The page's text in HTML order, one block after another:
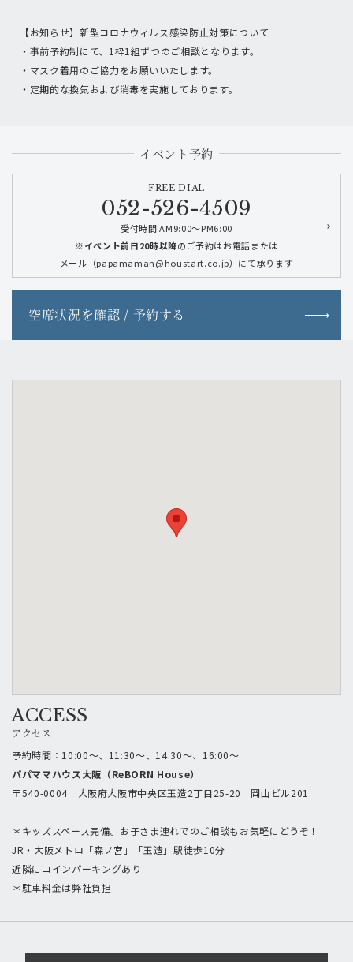
【お知らせ】新型コロナウィルス感染防止対策について
・事前予約制にて、1枠1組ずつのご相談となります。
・マスク着用のご協力をお願いいたします。
・定期的な換気および消毒を実施しております。
イベント予約
FREE DIAL
052-526-4509
受付時間 AM9:00～PM6:00
※イベント前日20時以降のご予約はお電話または
メール（papamaman@houstart.co.jp）にて承ります
空席状況を確認 / 予約する
ACCESS
アクセス
予約時間：10:00～、11:30～、14:30～、16:00～
パパママハウス大阪（ReBORN House）
〒540-0004 大阪府大阪市中央区玉造2丁目25-20 岡山ビル201
＊キッズスペース完備。お子さま連れでのご相談もお気軽にどうぞ！
JR・大阪メトロ「森ノ宮」「玉造」駅徒歩10分
近隣にコインパーキングあり
＊駐車料金は弊社負担